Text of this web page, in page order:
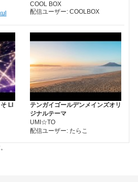
COOL BOX
配信ユーザー: COOLBOX
LI
テンガイゴールデンメインズオリ
ジナルテーマ
UMI☆TO
配信ユーザー: たらこ